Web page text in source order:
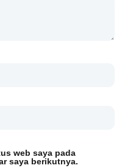
web saya pada
saya berikutnya.